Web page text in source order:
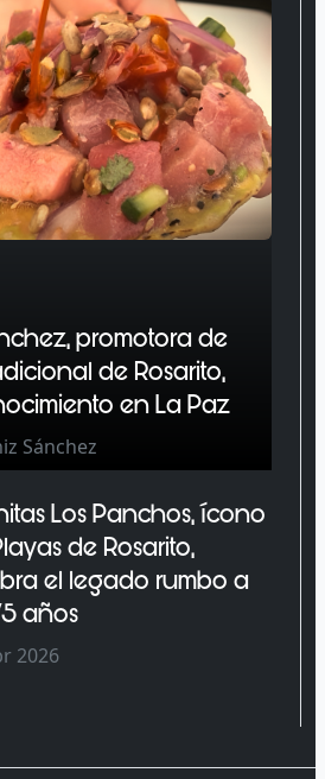
promotora de
de Rosarito,
en La Paz
Sánchez
Los Panchos, ícono
de Rosarito,
el legado rumbo a
años
2026